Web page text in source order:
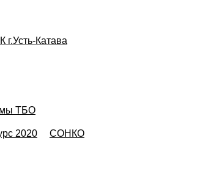
г.Усть-Катава
ТБО
2020 СОНКО